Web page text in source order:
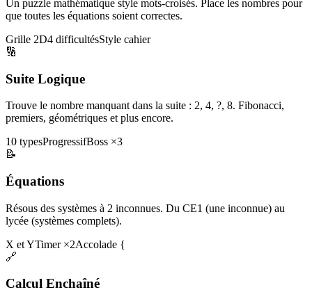
Un puzzle mathématique style mots-croisés. Place les nombres pour
que toutes les équations soient correctes.
Grille 2D4 difficultésStyle cahier
🔢
Suite Logique
Trouve le nombre manquant dans la suite : 2, 4, ?, 8. Fibonacci,
premiers, géométriques et plus encore.
10 typesProgressifBoss ×3
📝
Équations
Résous des systèmes à 2 inconnues. Du CE1 (une inconnue) au
lycée (systèmes complets).
X et YTimer ×2Accolade {
🔗
Calcul Enchaîné